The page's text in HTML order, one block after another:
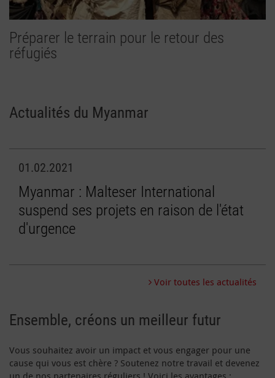
Préparer le terrain pour le retour des
réfugiés
Actualités du Myanmar
01.02.2021
Myanmar : Malteser International
suspend ses projets en raison de l'état
d'urgence
Voir toutes les actualités
Ensemble, créons un meilleur futur
Vous souhaitez avoir un impact et vous engager pour une
cause qui vous est chère ? Soutenez notre travail et devenez